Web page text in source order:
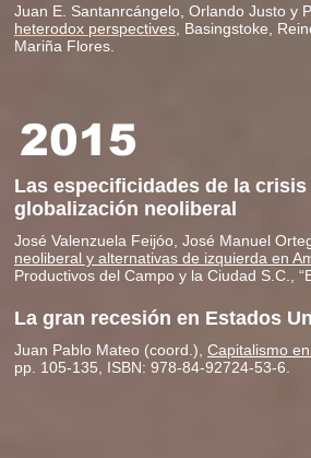
Juan E. Santanrcángelo, Orlando Justo y
heterodox perspectives , Basingstoke,
Mariña Flores.
2015
Las especificidades de la
globalización neoliberal
José Valenzuela Feijóo, José Manuel
neoliberal y alternativas de izquierda en
Productivos del Campo y la Ciudad S.C.,
La gran recesión en Estados
Juan Pablo Mateo (coord.), Capitalismo
pp. 105-135, ISBN: 978-84-92724-53-6.